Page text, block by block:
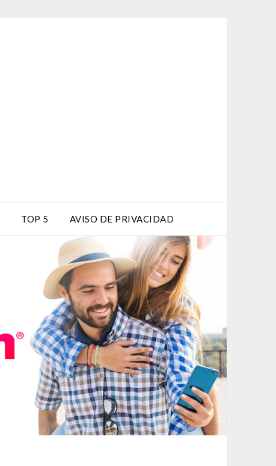
TOP 5 AVISO DE PRIVACIDAD